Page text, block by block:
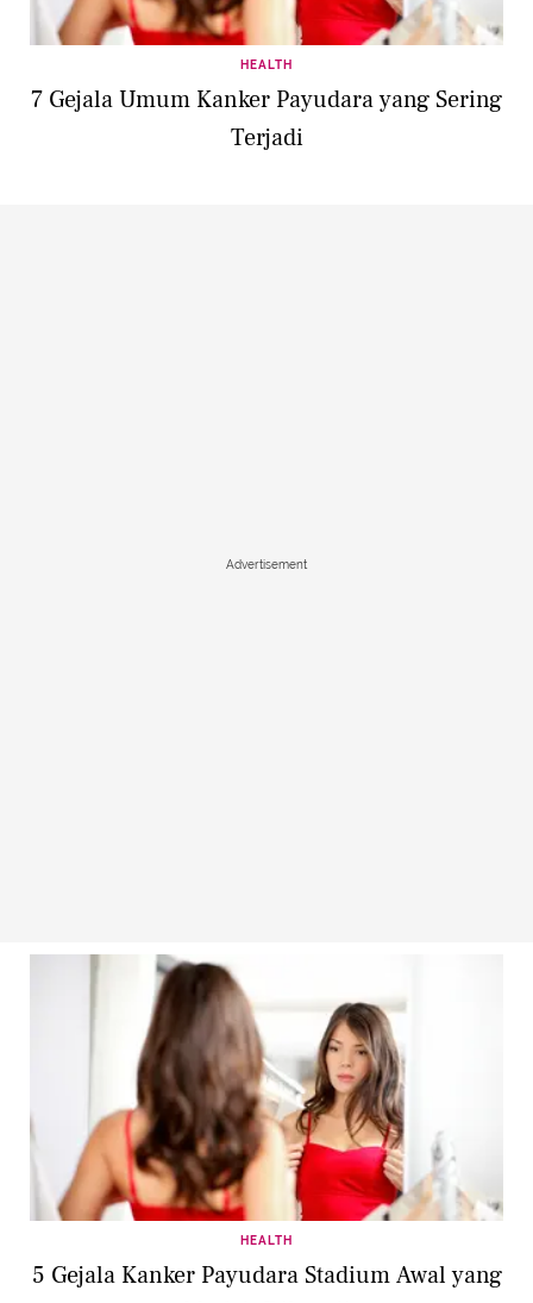
HEALTH
7 Gejala Umum Kanker Payudara yang Sering
Terjadi
Advertisement
HEALTH
5 Gejala Kanker Payudara Stadium Awal yang